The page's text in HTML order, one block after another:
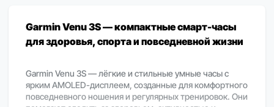
Garmin Venu 3S — компактные смарт-часы
для здоровья, спорта и повседневной жизни
Garmin Venu 3S — лёгкие и стильные умные часы с
ярким AMOLED-дисплеем, созданные для комфортного
повседневного ношения и регулярных тренировок. Они